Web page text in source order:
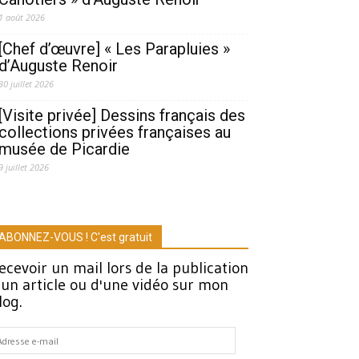
1 août 2026
[Chef d’œuvre] « Les Parapluies »
d’Auguste Renoir
juillet 2026
[Visite privée] Dessins français des
collections privées françaises au
musée de Picardie
juillet 2026
VOUS ! C'est gratuit
un mail lors de la publication
article ou d'une vidéo sur mon